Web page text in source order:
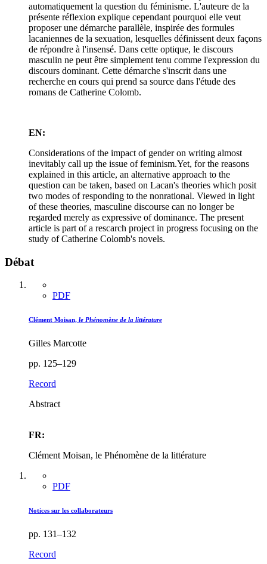
automatiquement la question du féminisme. L'auteure de la
présente réflexion explique cependant pourquoi elle veut
proposer une démarche parallèle, inspirée des formules
lacaniennes de la sexuation, lesquelles définissent deux façons
de répondre à l'insensé. Dans cette optique, le discours
masculin ne peut être simplement tenu comme l'expression du
discours dominant. Cette démarche s'inscrit dans une
recherche en cours qui prend sa source dans l'étude des
romans de Catherine Colomb.
EN:
Considerations of the impact of gender on writing almost
inevitably call up the issue of feminism.Yet, for the reasons
explained in this article, an alternative approach to the
question can be taken, based on Lacan's theories which posit
two modes of responding to the nonrational. Viewed in light
of these theories, masculine discourse can no longer be
regarded merely as expressive of dominance. The present
article is part of a rescarch project in progress focusing on the
study of Catherine Colomb's novels.
Débat
PDF
Clément Moisan, le Phénomène de la littérature
Gilles Marcotte
pp. 125–129
Record
Abstract
FR:
Clément Moisan, le Phénomène de la littérature
PDF
Notices sur les collaborateurs
pp. 131–132
Record